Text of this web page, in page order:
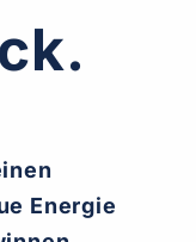
Energie